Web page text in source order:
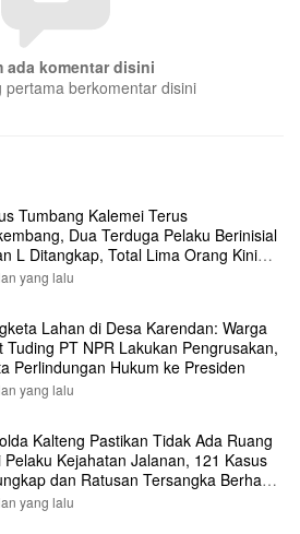
ada komentar disini
pertama berkomentar disini
Tumbang Kalemei Terus
Dua Terduga Pelaku Berinisial
L Ditangkap, Total Lima Orang Kini
Polisi
yang lalu
Lahan di Desa Karendan: Warga
Tuding PT NPR Lakukan Pengrusakan,
Perlindungan Hukum ke Presiden
yang lalu
Kalteng Pastikan Tidak Ada Ruang
Pelaku Kejahatan Jalanan, 121 Kasus
dan Ratusan Tersangka Berhasil
yang lalu